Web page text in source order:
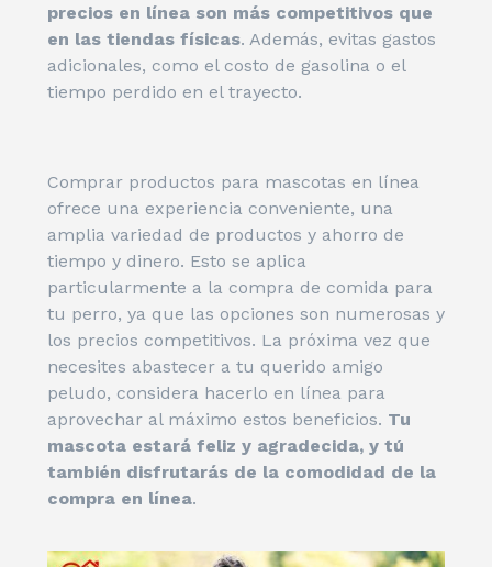
precios en línea son más competitivos que
en las tiendas físicas. Además, evitas gastos
adicionales, como el costo de gasolina o el
tiempo perdido en el trayecto.
Comprar productos para mascotas en línea
ofrece una experiencia conveniente, una
amplia variedad de productos y ahorro de
tiempo y dinero. Esto se aplica
particularmente a la compra de comida para
tu perro, ya que las opciones son numerosas y
los precios competitivos. La próxima vez que
necesites abastecer a tu querido amigo
peludo, considera hacerlo en línea para
aprovechar al máximo estos beneficios. Tu
mascota estará feliz y agradecida, y tú
también disfrutarás de la comodidad de la
compra en línea.